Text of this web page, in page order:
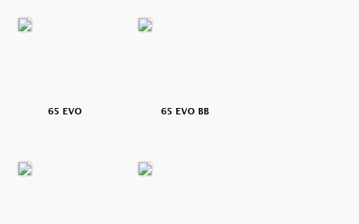
65 EVO 65 EVO BB